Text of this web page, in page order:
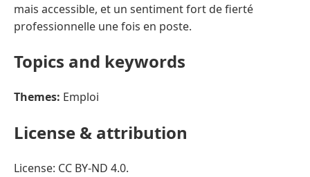
mais accessible, et un sentiment fort de fierté
professionnelle une fois en poste.
Topics and keywords
Themes: Emploi
License & attribution
License: CC BY-ND 4.0.